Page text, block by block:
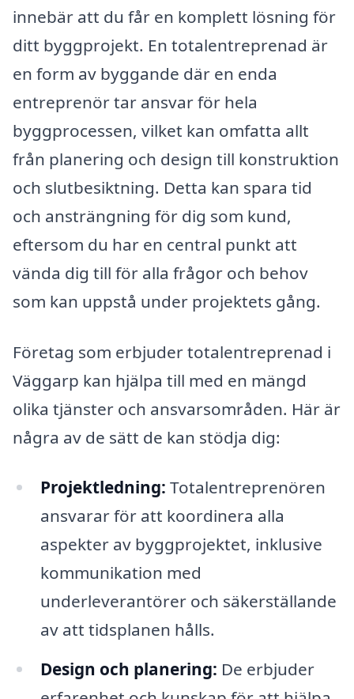
innebär att du får en komplett lösning för
ditt byggprojekt. En totalentreprenad är
en form av byggande där en enda
entreprenör tar ansvar för hela
byggprocessen, vilket kan omfatta allt
från planering och design till konstruktion
och slutbesiktning. Detta kan spara tid
och ansträngning för dig som kund,
eftersom du har en central punkt att
vända dig till för alla frågor och behov
som kan uppstå under projektets gång.
Företag som erbjuder totalentreprenad i
Väggarp kan hjälpa till med en mängd
olika tjänster och ansvarsområden. Här är
några av de sätt de kan stödja dig:
Projektledning: Totalentreprenören
ansvarar för att koordinera alla
aspekter av byggprojektet, inklusive
kommunikation med
underleverantörer och säkerställande
av att tidsplanen hålls.
Design och planering: De erbjuder